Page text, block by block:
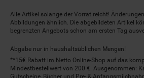
Alle Artikel solange der Vorrat reicht!
Abbildungen ähnlich. Die abgebildeten Artikel
begrenzten Angebots schon am ersten Tag
Abgabe nur in haushaltsüblichen Mengen!
**15€ Rabatt im Netto Online-Shop auf das
Mindestbestellwert von 200 €. Ausgenommen:
Gutscheine, Bücher und Pre- &